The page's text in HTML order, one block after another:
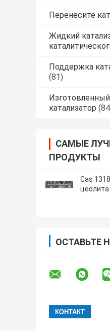
Перенесите
Жидкий
Поддержка
(81)
Изготовленный
катализатор
САМЫЕ
ПРОДУКТЫ
Cas
ОСТАВЬТЕ